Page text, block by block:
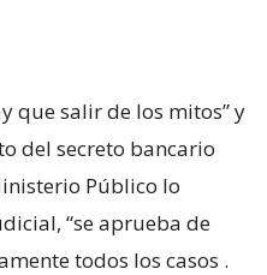
que salir de los mitos” y
del secreto bancario
Público lo
“se aprueba de
todos los casos .